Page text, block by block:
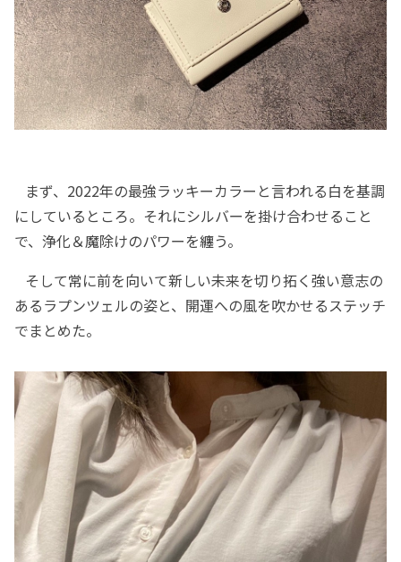
まず、2022年の最強ラッキーカラーと言われる白を基調
にしているところ。それにシルバーを掛け合わせること
で、浄化＆魔除けのパワーを纏う。
そして常に前を向いて新しい未来を切り拓く強い意志の
あるラプンツェルの姿と、開運への風を吹かせるステッチ
でまとめた。